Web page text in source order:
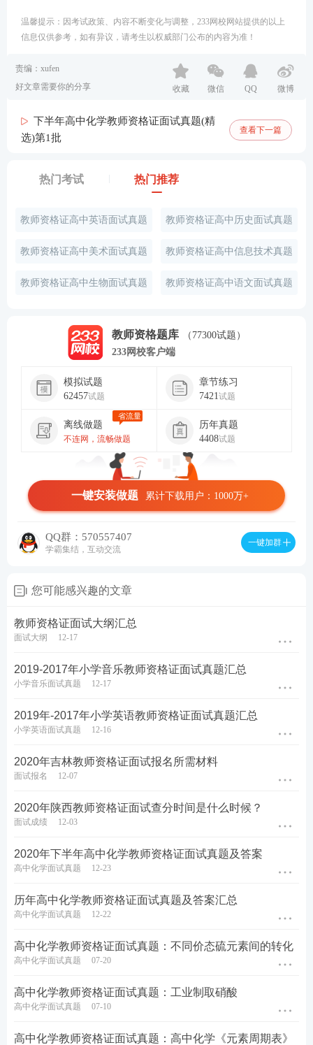
温馨提示：因考试政策、内容不断变化与调整，233网校网站提供的以上
信息仅供参考，如有异议，请考生以权威部门公布的内容为准！
责编：xufen
好文章需要你的分享
收藏 微信 QQ 微博
下半年高中化学教师资格证面试真题(精
选)第1批
查看下一篇
热门考试 热门推荐
教师资格证高中英语面试真题 教师资格证高中历史面试真题
教师资格证高中美术面试真题 教师资格证高中信息技术真题
教师资格证高中生物面试真题 教师资格证高中语文面试真题
教师资格题库
（77300试题）
233网校客户端
模拟试题
62457试题
章节练习
7421试题
离线做题
不连网，流畅做题
省流量
历年真题
4408试题
一键安装做题 累计下载用户：1000万+
QQ群：570557407
学霸集结，互动交流
一键加群
您可能感兴趣的文章
教师资格证面试大纲汇总
面试大纲 12-17
2019-2017年小学音乐教师资格证面试真题汇总
小学音乐面试真题 12-17
2019年-2017年小学英语教师资格证面试真题汇总
小学英语面试真题 12-16
2020年吉林教师资格证面试报名所需材料
面试报名 12-07
2020年陕西教师资格证面试查分时间是什么时候？
面试成绩 12-03
2020年下半年高中化学教师资格证面试真题及答案
高中化学面试真题 12-23
历年高中化学教师资格证面试真题及答案汇总
高中化学面试真题 12-22
高中化学教师资格证面试真题：不同价态硫元素间的转化
高中化学面试真题 07-20
高中化学教师资格证面试真题：工业制取硝酸
高中化学面试真题 07-10
高中化学教师资格证面试真题：高中化学《元素周期表》